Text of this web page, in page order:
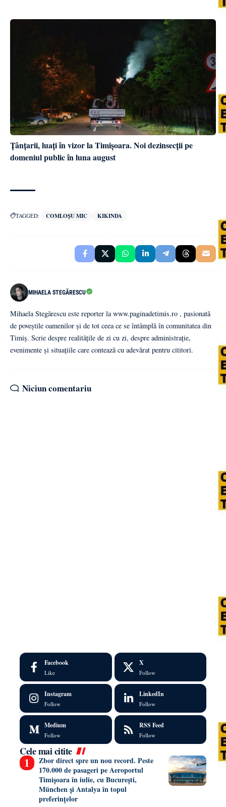
Țânțarii, luați în vizor la Timișoara. Noi dezinsecții pe
domeniul public în luna august
TAGGED: COMLOȘU MIC KIKINDA
MIHAELA STEGĂRESCU
Mihaela Stegărescu este reporter la www.paginadetimis.ro , pasionată
de poveștile oamenilor și de tot ceea ce se întâmplă în comunitatea din
Timiș. Scrie despre realitățile de zi cu zi, despre administrație,
evenimente și situațiile care contează cu adevărat pentru cititori.
Niciun comentariu
Facebook
Like
X
Follow
Instagram
Follow
LinkedIn
Follow
Medium
Follow
RSS Feed
Follow
Cele mai citite
Zbor direct spre un nou record. Peste
170.000 de pasageri pe Aeroportul
Timișoara în iulie, cu București,
München și Antalya în topul
preferințelor